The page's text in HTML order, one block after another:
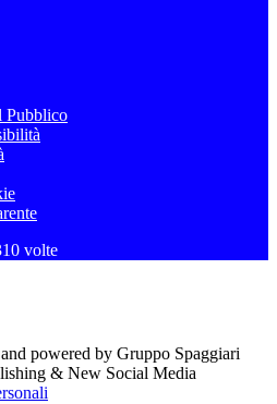
Pubblico
volte
powered by Gruppo Spaggiari
& New Social Media